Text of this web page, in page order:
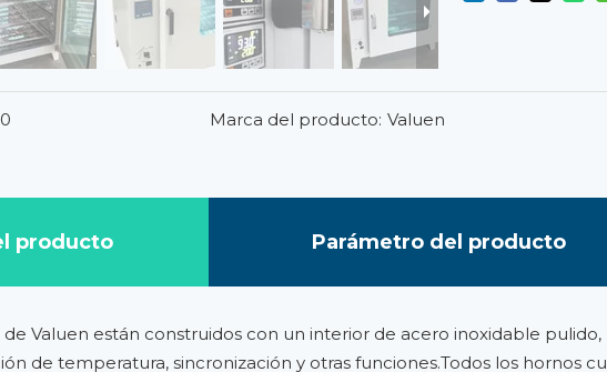
Marca del producto: Valuen
producto Parámetro del producto
de Valuen están construidos con un interior de acero inoxidable
de temperatura, sincronización y otras funciones.Todos los hornos